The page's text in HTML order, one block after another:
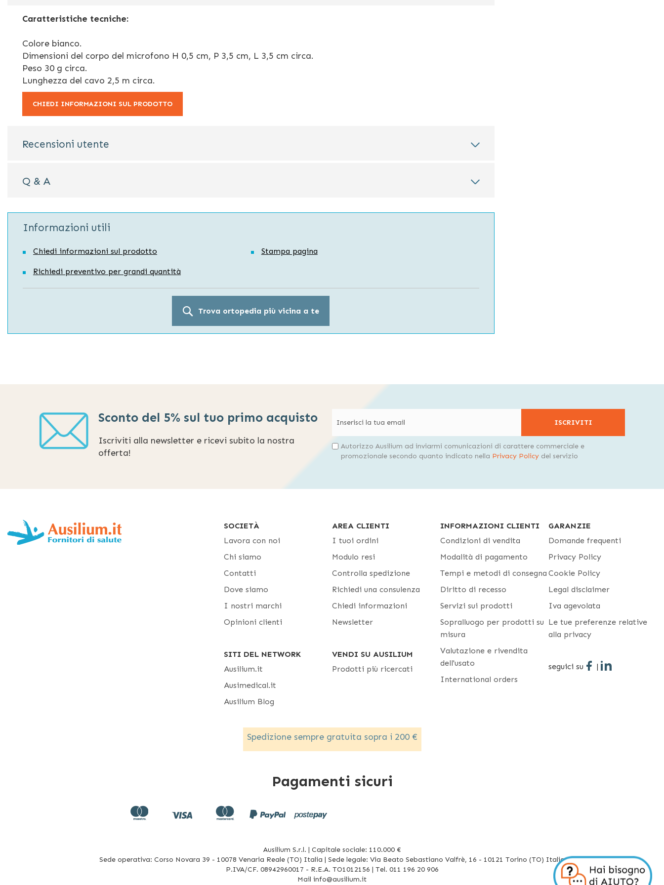
immagini
Caratteristiche tecniche:
Colore bianco.
Dimensioni del corpo del microfono H 0,5 cm, P 3,5 cm, L 3,5 cm circa.
Peso 30 g circa.
Lunghezza del cavo 2,5 m circa.
CHIEDI INFORMAZIONI SUL PRODOTTO
Recensioni utente
Q & A
Informazioni utili
Chiedi informazioni sul prodotto Stampa pagina
Richiedi preventivo per grandi quantità
Trova ortopedia più vicina a te
Sconto del 5% sul tuo primo acquisto
Iscriviti alla newsletter e ricevi subito la nostra
offerta!
ISCRIVITI
Autorizzo Ausilium ad inviarmi comunicazioni di carattere commerciale e
promozionale secondo quanto indicato nella Privacy Policy del servizio
SOCIETÀ
Lavora con noi
Chi siamo
Contatti
Dove siamo
I nostri marchi
Opinioni clienti
SITI DEL NETWORK
Ausilium.it
Ausimedical.it
Ausilium Blog
AREA CLIENTI
I tuoi ordini
Modulo resi
Controlla spedizione
Richiedi una consulenza
Chiedi informazioni
Newsletter
VENDI SU AUSILIUM
Prodotti più ricercati
INFORMAZIONI CLIENTI
Condizioni di vendita
Modalità di pagamento
Tempi e metodi di consegna
Diritto di recesso
Servizi sui prodotti
Sopralluogo per prodotti su
misura
Valutazione e rivendita
dell'usato
International orders
GARANZIE
Domande frequenti
Privacy Policy
Cookie Policy
Legal disclaimer
Iva agevolata
Le tue preferenze relative
alla privacy
seguici su |
Spedizione sempre gratuita sopra i 200 €
Pagamenti sicuri
Ausilium S.r.l. | Capitale sociale: 110.000 €
Sede operativa: Corso Novara 39 - 10078 Venaria Reale (TO) Italia | Sede legale: Via Beato Sebastiano Valfrè, 16 - 10121 Torino (TO) Italia
P.IVA/CF. 08942960017 - R.E.A. TO1012156 | Tel. 011 196 20 906
Mail info@ausilium.it